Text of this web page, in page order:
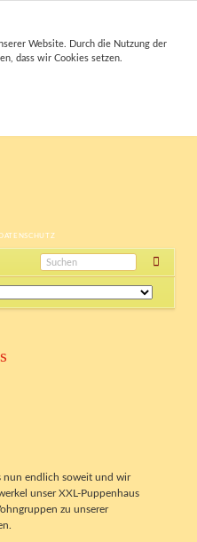
Website. Durch die Nutzung der
dass wir Cookies setzen.
DATENSCHUTZ
nun endlich soweit und wir
unser XXL-Puppenhaus
zu unserer